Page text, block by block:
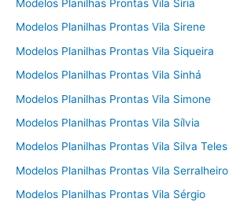
Modelos Planilhas Prontas Vila Síria
Modelos Planilhas Prontas Vila Sirene
Modelos Planilhas Prontas Vila Siqueira
Modelos Planilhas Prontas Vila Sinhá
Modelos Planilhas Prontas Vila Simone
Modelos Planilhas Prontas Vila Sílvia
Modelos Planilhas Prontas Vila Silva Teles
Modelos Planilhas Prontas Vila Serralheiro
Modelos Planilhas Prontas Vila Sérgio